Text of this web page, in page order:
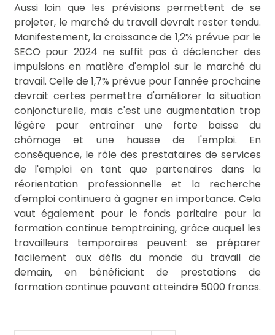
Aussi loin que les prévisions permettent de se
projeter, le marché du travail devrait rester tendu.
Manifestement, la croissance de 1,2% prévue par le
SECO pour 2024 ne suffit pas à déclencher des
impulsions en matière d'emploi sur le marché du
travail. Celle de 1,7% prévue pour l'année prochaine
devrait certes permettre d'améliorer la situation
conjoncturelle, mais c'est une augmentation trop
légère pour entraîner une forte baisse du
chômage et une hausse de l'emploi. En
conséquence, le rôle des prestataires de services
de l'emploi en tant que partenaires dans la
réorientation professionnelle et la recherche
d'emploi continuera à gagner en importance. Cela
vaut également pour le fonds paritaire pour la
formation continue temptraining, grâce auquel les
travailleurs temporaires peuvent se préparer
facilement aux défis du monde du travail de
demain, en bénéficiant de prestations de
formation continue pouvant atteindre 5000 francs.